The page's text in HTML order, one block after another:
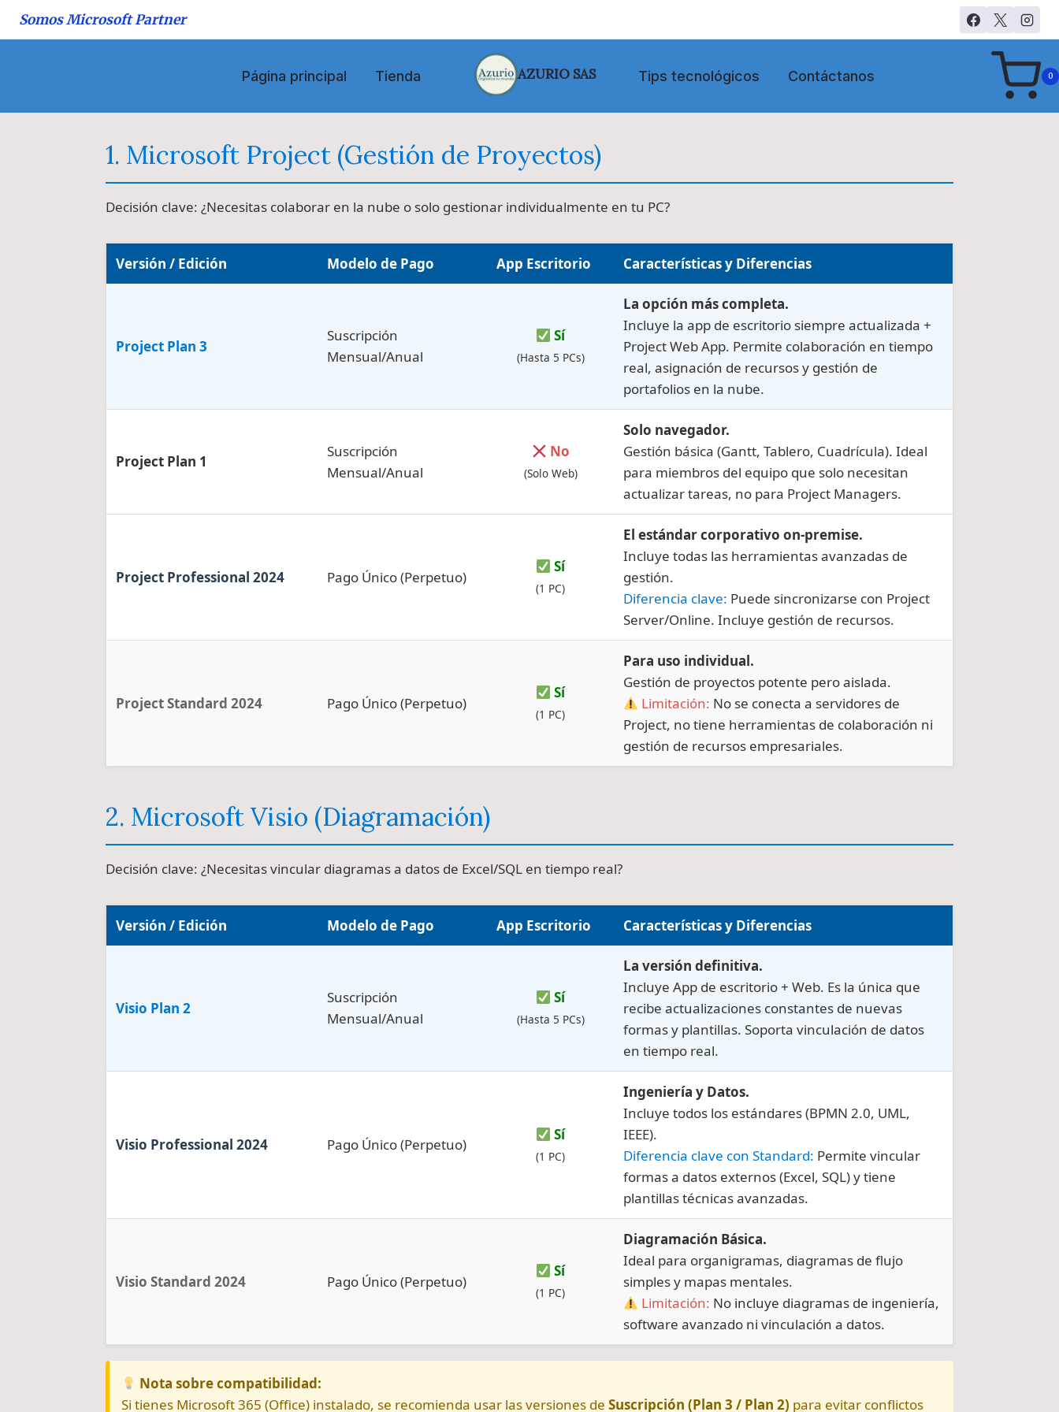
Somos Microsoft Partner
Página principal Tienda AZURIO SAS Tips tecnológicos Contáctanos 0
1. Microsoft Project (Gestión de Proyectos)
Decisión clave: ¿Necesitas colaborar en la nube o solo gestionar individualmente en tu PC?
Versión / Edición Modelo de Pago App Escritorio Características y Diferencias
Project Plan 3
Suscripción
Mensual/Anual
Sí
(Hasta 5 PCs)
La opción más completa.
Incluye la app de escritorio siempre actualizada +
Project Web App. Permite colaboración en tiempo
real, asignación de recursos y gestión de
portafolios en la nube.
Project Plan 1
Suscripción
Mensual/Anual
No
(Solo Web)
Solo navegador.
Gestión básica (Gantt, Tablero, Cuadrícula). Ideal
para miembros del equipo que solo necesitan
actualizar tareas, no para Project Managers.
Project Professional 2024 Pago Único (Perpetuo)
Sí
(1 PC)
El estándar corporativo on-premise.
Incluye todas las herramientas avanzadas de
gestión.
Diferencia clave: Puede sincronizarse con Project
Server/Online. Incluye gestión de recursos.
Project Standard 2024 Pago Único (Perpetuo)
Sí
(1 PC)
Para uso individual.
Gestión de proyectos potente pero aislada.
Limitación: No se conecta a servidores de
Project, no tiene herramientas de colaboración ni
gestión de recursos empresariales.
2. Microsoft Visio (Diagramación)
Decisión clave: ¿Necesitas vincular diagramas a datos de Excel/SQL en tiempo real?
Versión / Edición Modelo de Pago App Escritorio Características y Diferencias
Visio Plan 2
Suscripción
Mensual/Anual
Sí
(Hasta 5 PCs)
La versión definitiva.
Incluye App de escritorio + Web. Es la única que
recibe actualizaciones constantes de nuevas
formas y plantillas. Soporta vinculación de datos
en tiempo real.
Visio Professional 2024 Pago Único (Perpetuo)
Sí
(1 PC)
Ingeniería y Datos.
Incluye todos los estándares (BPMN 2.0, UML,
IEEE).
Diferencia clave con Standard: Permite vincular
formas a datos externos (Excel, SQL) y tiene
plantillas técnicas avanzadas.
Visio Standard 2024 Pago Único (Perpetuo)
Sí
(1 PC)
Diagramación Básica.
Ideal para organigramas, diagramas de flujo
simples y mapas mentales.
Limitación: No incluye diagramas de ingeniería,
software avanzado ni vinculación a datos.
Nota sobre compatibilidad:
Si tienes Microsoft 365 (Office) instalado, se recomienda usar las versiones de Suscripción (Plan 3 / Plan 2) para evitar conflictos